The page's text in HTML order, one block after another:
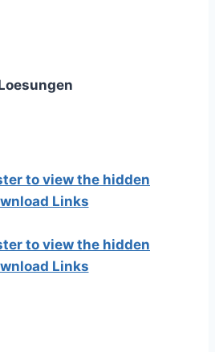
to view the hidden
Links
to view the hidden
Links